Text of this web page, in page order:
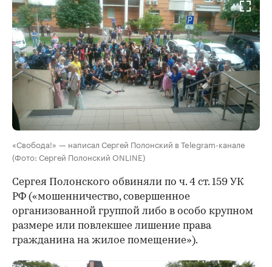
«Свобода!» — написал Сергей Полонский в Telegram-канале
(Фото: Сергей Полонский ONLINE)
Сергея Полонского обвиняли по ч. 4 ст. 159 УК
РФ («мошенничество, совершенное
организованной группой либо в особо крупном
размере или повлекшее лишение права
гражданина на жилое помещение»).